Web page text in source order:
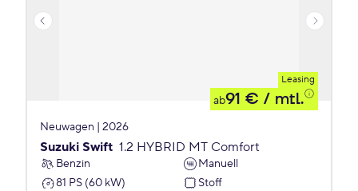
Leasing
ab91 € / mtl.
Neuwagen | 2026
Suzuki Swift 1.2 HYBRID MT Comfort
Benzin
Manuell
81 PS (60 kW)
Stoff